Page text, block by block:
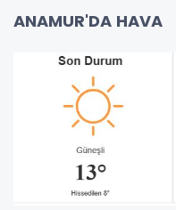
ANAMUR'DA HAVA